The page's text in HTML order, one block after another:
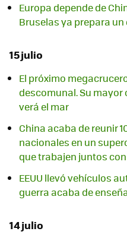
Europa depende de
Bruselas ya prepara
15 julio
El próximo
descomunal. Su
verá el mar
China acaba de reunir
nacionales en un
que trabajen juntos
EEUU llevó vehículos
guerra acaba de
14 julio